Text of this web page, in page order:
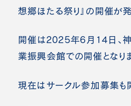
想郷ほたる祭り』の開催が発
開催は2025年6月14日、
業振興会館での開催となりま
現在はサークル参加募集も